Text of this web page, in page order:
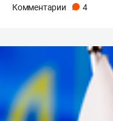
Комментарии 4